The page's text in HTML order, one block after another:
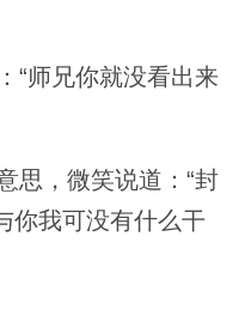
师兄你就没看出来
思，微笑说道：“封
你我可没有什么干